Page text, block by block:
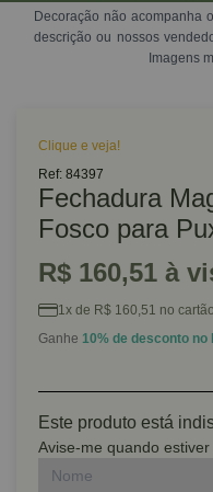
Decoração não acompanha
descrição ou nossos
Imagens
Clique e veja!
Ref: 84397
Fechadura
Fosco para
R$ 160,51 à
1x de R$ 160,51 no
Ganhe 10% de desconto no
Este produto está
Avise-me quando